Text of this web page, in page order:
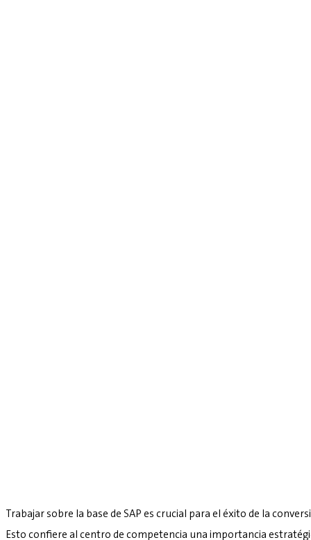
Trabajar sobre la base de SAP es crucial para el éxito de la
Esto confiere al centro de competencia una importancia